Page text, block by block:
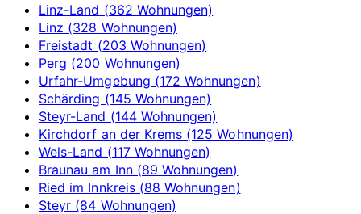
Linz-Land (362 Wohnungen)
Linz (328 Wohnungen)
Freistadt (203 Wohnungen)
Perg (200 Wohnungen)
Urfahr-Umgebung (172 Wohnungen)
Schärding (145 Wohnungen)
Steyr-Land (144 Wohnungen)
Kirchdorf an der Krems (125 Wohnungen)
Wels-Land (117 Wohnungen)
Braunau am Inn (89 Wohnungen)
Ried im Innkreis (88 Wohnungen)
Steyr (84 Wohnungen)